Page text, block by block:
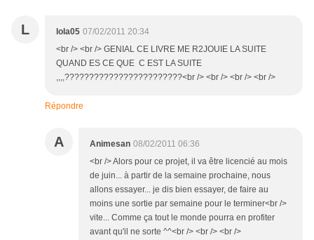
L lola05 07/02/2011 20:34
<br /> <br /> GENIAL CE LIVRE ME R2JOUIE LA SUITE
QUAND ES CE QUE C EST LA SUITE
,,,,????????????????????????<br /> <br /> <br /> <br />
Répondre
A Animesan 08/02/2011 06:36
<br /> Alors pour ce projet, il va être licencié au mois
de juin... à partir de la semaine prochaine, nous
allons essayer... je dis bien essayer, de faire au
moins une sortie par semaine pour le terminer<br />
vite... Comme ça tout le monde pourra en profiter
avant qu'il ne sorte ^^<br /> <br /> <br />